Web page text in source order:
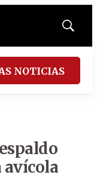
Mostrar
NOTICIAS
avícola